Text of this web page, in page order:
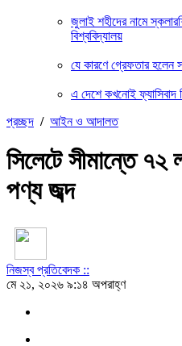
জুলাই শহীদের নামে
বিশ্ববিদ্যালয়
যে কারণে গ্রেফতার হলেন
এ দেশে কখনোই
প্রচ্ছদ / আইন ও আদালত
সিলেটে সীমান্তে ৭২
পণ্য জব্দ
নিজস্ব প্রতিবেদক ::
মে ২১, ২০২৬ ৯:১৪ অপরাহ্ণ